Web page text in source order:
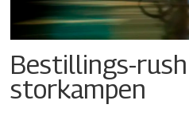
Bestillings-
storkampen